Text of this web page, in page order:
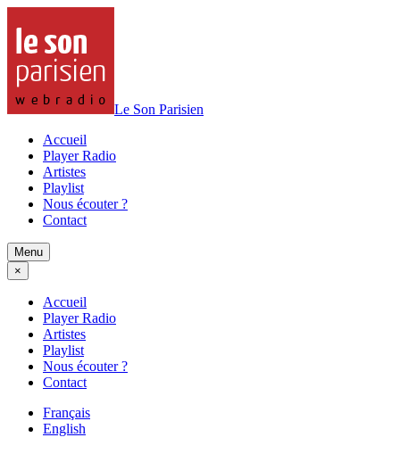
Le Son Parisien
Accueil
Player Radio
Artistes
Playlist
Nous écouter ?
Contact
Menu
×
Accueil
Player Radio
Artistes
Playlist
Nous écouter ?
Contact
Français
English